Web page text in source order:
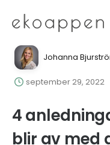
Johanna
september 29, 2022
4
blir av med